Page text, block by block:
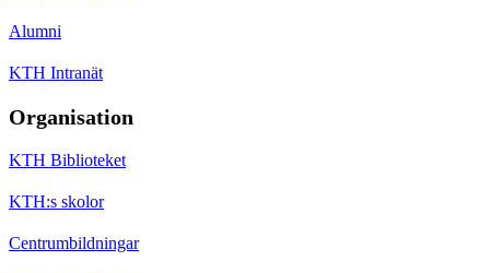
Alumni
KTH Intranät
Organisation
KTH Biblioteket
KTH:s skolor
Centrumbildningar